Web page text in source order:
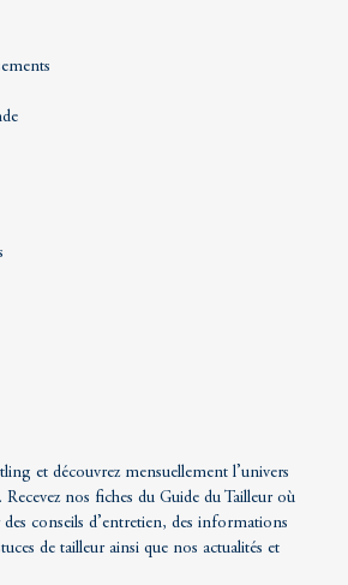
et découvrez mensuellement l’univers
nos fiches du Guide du Tailleur où
conseils d’entretien, des informations
de tailleur ainsi que nos actualités et